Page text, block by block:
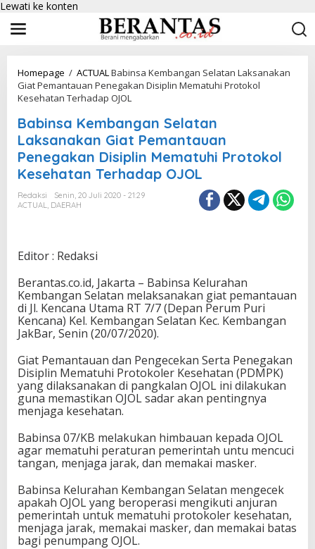
Lewati ke konten
Homepage / ACTUALBabinsa Kembangan Selatan Laksanakan
Giat Pemantauan Penegakan Disiplin Mematuhi Protokol
Kesehatan Terhadap OJOL
Babinsa Kembangan Selatan
Laksanakan Giat Pemantauan
Penegakan Disiplin Mematuhi Protokol
Kesehatan Terhadap OJOL
Redaksi
Senin, 20 Juli 2020 - 21:29
ACTUAL, DAERAH
Editor : Redaksi
Berantas.co.id, Jakarta – Babinsa Kelurahan
Kembangan Selatan melaksanakan giat pemantauan
di Jl. Kencana Utama RT 7/7 (Depan Perum Puri
Kencana) Kel. Kembangan Selatan Kec. Kembangan
JakBar, Senin (20/07/2020).
Giat Pemantauan dan Pengecekan Serta Penegakan
Disiplin Mematuhi Protokoler Kesehatan (PDMPK)
yang dilaksanakan di pangkalan OJOL ini dilakukan
guna memastikan OJOL sadar akan pentingnya
menjaga kesehatan.
Babinsa 07/KB melakukan himbauan kepada OJOL
agar mematuhi peraturan pemerintah untu mencuci
tangan, menjaga jarak, dan memakai masker.
Babinsa Kelurahan Kembangan Selatan mengecek
apakah OJOL yang beroperasi mengikuti anjuran
pemerintah untuk mematuhi protokoler kesehatan,
menjaga jarak, memakai masker, dan memakai batas
bagi penumpang OJOL.